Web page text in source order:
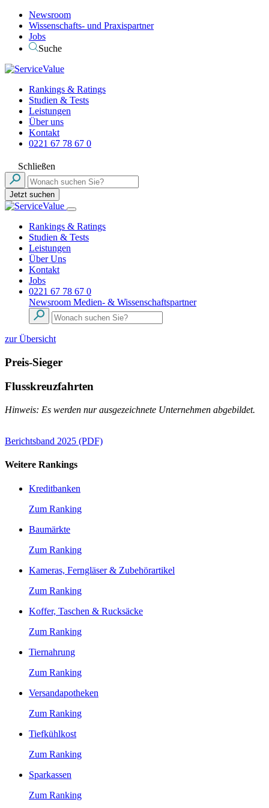
Newsroom
Wissenschafts- und Praxispartner
Jobs
Suche
Rankings & Ratings
Studien & Tests
Leistungen
Über uns
Kontakt
0221 67 78 67 0
Schließen
Jetzt suchen
Rankings & Ratings
Studien & Tests
Leistungen
Über Uns
Kontakt
Jobs
0221 67 78 67 0
Newsroom Medien- & Wissenschaftspartner
zur Übersicht
Preis-Sieger
Flusskreuzfahrten
Hinweis: Es werden nur ausgezeichnete Unternehmen abgebildet.
Berichtsband 2025 (PDF)
Weitere Rankings
Kreditbanken
Zum Ranking
Baumärkte
Zum Ranking
Kameras, Ferngläser & Zubehörartikel
Zum Ranking
Koffer, Taschen & Rucksäcke
Zum Ranking
Tiernahrung
Zum Ranking
Versandapotheken
Zum Ranking
Tiefkühlkost
Zum Ranking
Sparkassen
Zum Ranking